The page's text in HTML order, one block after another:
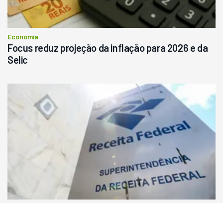
Economia
Focus reduz projeção da inflação para 2026 e da
Selic